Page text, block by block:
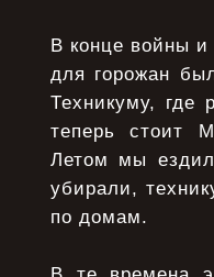
В конце войны и
для горожан
Техникуму, где
теперь стоит
Летом мы
убирали,
по домам.